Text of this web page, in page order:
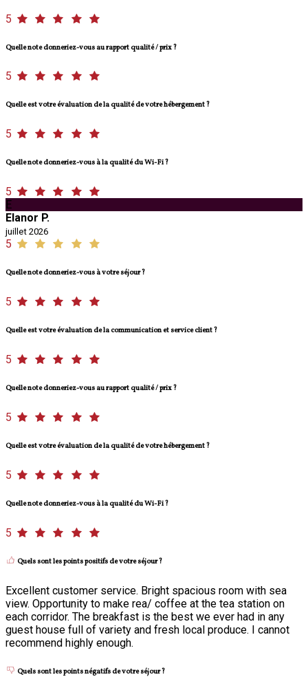
5
Quelle note donneriez-vous au rapport qualité / prix ?
5
Quelle est votre évaluation de la qualité de votre hébergement ?
5
Quelle note donneriez-vous à la qualité du Wi-Fi ?
5
E
Elanor P.
juillet 2026
5
Quelle note donneriez-vous à votre séjour ?
5
Quelle est votre évaluation de la communication et service client ?
5
Quelle note donneriez-vous au rapport qualité / prix ?
5
Quelle est votre évaluation de la qualité de votre hébergement ?
5
Quelle note donneriez-vous à la qualité du Wi-Fi ?
5
Quels sont les points positifs de votre séjour ?
Excellent customer service. Bright spacious room with sea
view. Opportunity to make rea/ coffee at the tea station on
each corridor. The breakfast is the best we ever had in any
guest house full of variety and fresh local produce. I cannot
recommend highly enough.
Quels sont les points négatifs de votre séjour ?